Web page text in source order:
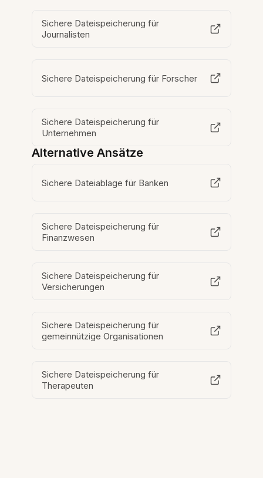
Sichere Dateispeicherung für
Journalisten
Sichere Dateispeicherung für Forscher
Sichere Dateispeicherung für
Unternehmen
Alternative Ansätze
Sichere Dateiablage für Banken
Sichere Dateispeicherung für
Finanzwesen
Sichere Dateispeicherung für
Versicherungen
Sichere Dateispeicherung für
gemeinnützige Organisationen
Sichere Dateispeicherung für
Therapeuten